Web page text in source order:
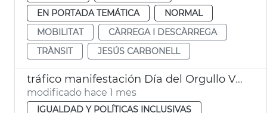
EN PORTADA TEMÁTICA
NORMAL
MOBILITAT
CÀRREGA I DESCÀRREGA
TRÀNSIT
JESÚS CARBONELL
tráfico manifestación Día del Orgullo València
modificado hace 1 mes
IGUALDAD Y POLÍTICAS INCLUSIVAS